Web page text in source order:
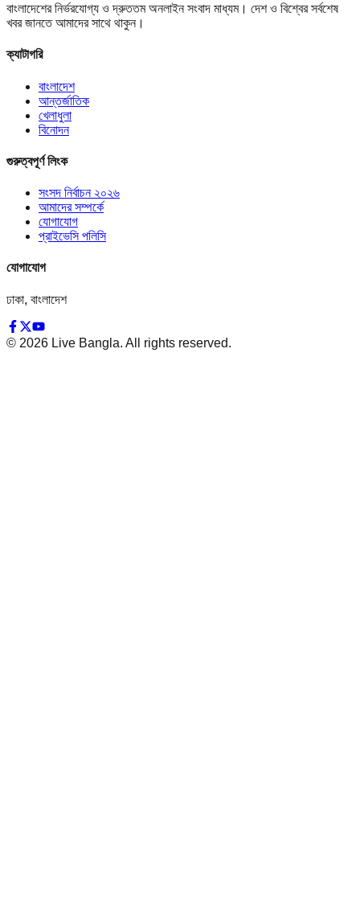
বাংলাদেশের নির্ভরযোগ্য ও দ্রুততম অনলাইন সংবাদ মাধ্যম। দেশ ও বিশ্বের সর্বশেষ
খবর জানতে আমাদের সাথে থাকুন।
ক্যাটাগরি
বাংলাদেশ
আন্তর্জাতিক
খেলাধুলা
বিনোদন
গুরুত্বপূর্ণ লিংক
সংসদ নির্বাচন ২০২৬
আমাদের সম্পর্কে
যোগাযোগ
প্রাইভেসি পলিসি
যোগাযোগ
ঢাকা, বাংলাদেশ
© 2026 Live Bangla. All rights reserved.